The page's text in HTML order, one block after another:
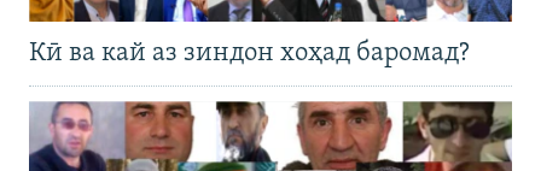
Кӣ ва кай аз зиндон хоҳад баромад?